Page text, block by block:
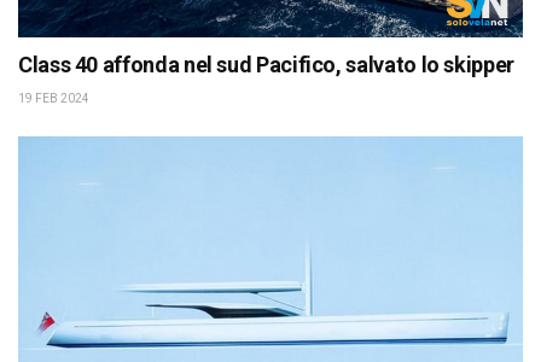
Class 40 affonda nel sud Pacifico, salvato lo skipper
19 FEB 2024